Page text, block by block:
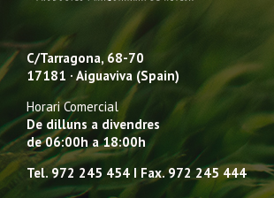
C/Tarragona, 68-70
17181 · Aiguaviva (Spain)
Horari Comercial
De dilluns a divendres
de 06:00h a 18:00h
Tel. 972 245 454 I Fax. 972 245 444